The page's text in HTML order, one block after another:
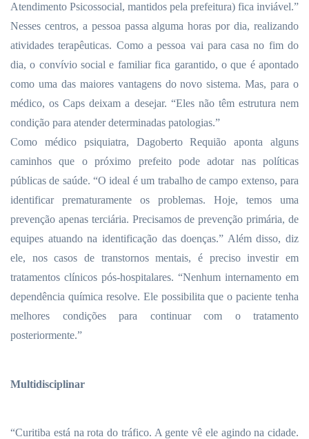
Atendimento Psicossocial, mantidos pela prefeitura) fica inviável.”
Nesses centros, a pessoa passa alguma horas por dia, realizando
atividades terapêuticas. Como a pessoa vai para casa no fim do
dia, o convívio social e familiar fica garantido, o que é apontado
como uma das maiores vantagens do novo sistema. Mas, para o
médico, os Caps deixam a desejar. “Eles não têm estrutura nem
condição para atender determinadas patologias.”
Como médico psiquiatra, Dagoberto Requião aponta alguns
caminhos que o próximo prefeito pode adotar nas políticas
públicas de saúde. “O ideal é um trabalho de campo extenso, para
identificar prematuramente os problemas. Hoje, temos uma
prevenção apenas terciária. Precisamos de prevenção primária, de
equipes atuando na identificação das doenças.” Além disso, diz
ele, nos casos de transtornos mentais, é preciso investir em
tratamentos clínicos pós-hospitalares. “Nenhum internamento em
dependência química resolve. Ele possibilita que o paciente tenha
melhores condições para continuar com o tratamento
posteriormente.”
Multidisciplinar
“Curitiba está na rota do tráfico. A gente vê ele agindo na cidade.